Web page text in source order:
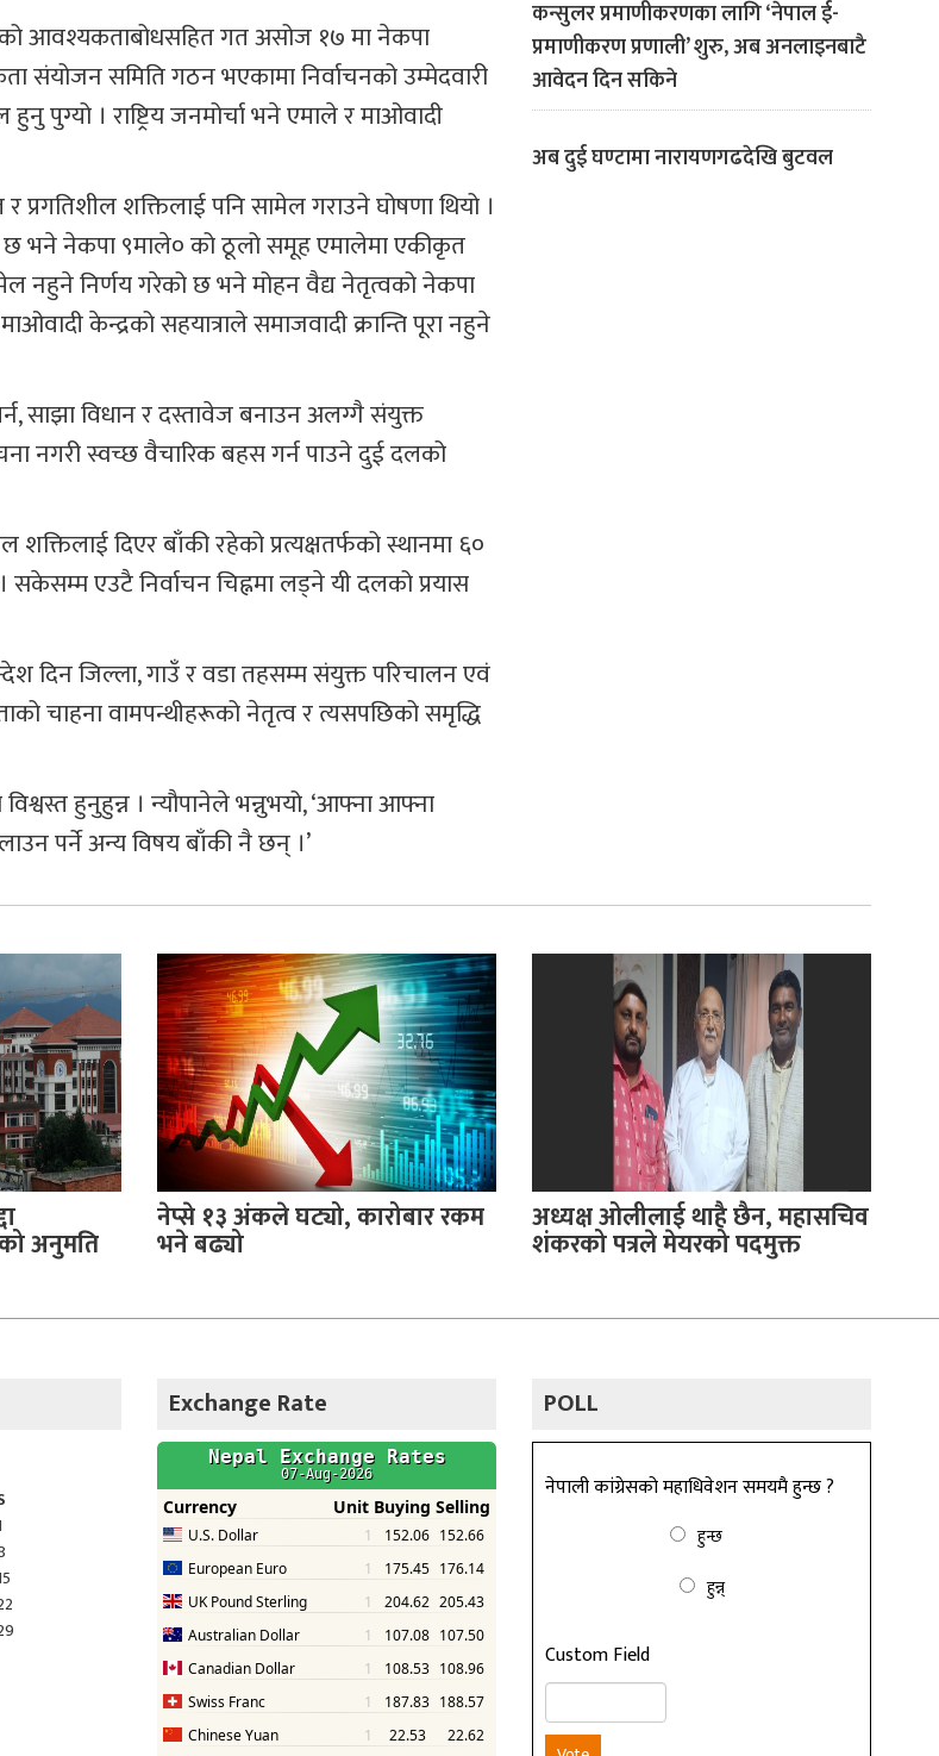
आवश्यकताबोधसहित गत असोज १७ मा नेकपा
संयोजन समिति गठन भएकामा निर्वाचनको उम्मेदवारी
पुग्यो । राष्ट्रिय जनमोर्चा भने एमाले र माओवादी
शक्तिलाई पनि सामेल गराउने घोषणा थियो ।
छ भने नेकपा ९माले० को ठूलो समूह एमालेमा एकीकृत
नहुने निर्णय गरेको छ भने मोहन वैद्य नेतृत्वको नेकपा
केन्द्रको सहयात्राले समाजवादी क्रान्ति पूरा नहुने
साझा विधान र दस्तावेज बनाउन अलग्गै संयुक्त
नगरी स्वच्छ वैचारिक बहस गर्न पाउने दुई दलको
दिएर बाँकी रहेको प्रत्यक्षतर्फको स्थानमा ६०
एउटै निर्वाचन चिह्नमा लड्ने यी दलको प्रयास
दिन जिल्ला, गाउँ र वडा तहसम्म संयुक्त परिचालन एवं
चाहना वामपन्थीहरूको नेतृत्व र त्यसपछिको समृद्धि
हुनुहुन्न । न्यौपानेले भन्नुभयो, ‘आफ्ना आफ्ना
पर्ने अन्य विषय बाँकी नै छन् ।’
कन्सुलर प्रमाणीकरणका लागि ‘नेपाल ई-
प्रमाणीकरण प्रणाली’ शुरु, अब अनलाइनबाटै
आवेदन दिन सकिने
अब दुई घण्टामा नारायणगढदेखि बुटवल
अनुमति
नेप्से १३ अंकले घट्यो, कारोबार रकम
भने बढ्यो
अध्यक्ष ओलीलाई थाहै छैन, महासचिव
शंकरको पत्रले मेयरको पदमुक्त
Exchange Rate POLL
नेपाली कांग्रेसको महाधिवेशन समयमै हुन्छ ?
हुन्छ
हुन्न्
Custom Field